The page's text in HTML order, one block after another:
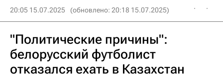
20:05 15.07.2025 (обновлено: 20:18 15.07.2025)
"Политические причины":
белорусский футболист
отказался ехать в Казахстан